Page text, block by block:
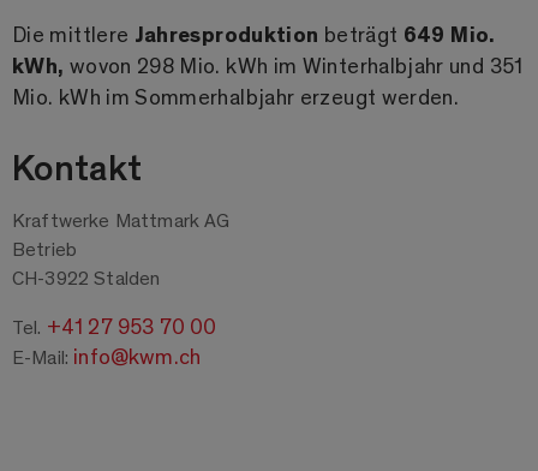
Die mittlere Jahresproduktion beträgt 649 Mio.
kWh, wovon 298 Mio. kWh im Winterhalbjahr und 351
Mio. kWh im Sommerhalbjahr erzeugt werden.
Kontakt
Kraftwerke Mattmark AG
Betrieb
CH-3922 Stalden
Tel. +41 27 953 70 00
E-Mail: info@kwm.ch